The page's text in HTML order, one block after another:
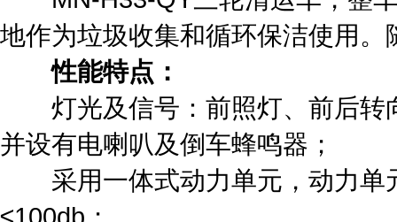
地作为垃圾收集和循环保洁使用。
性能特点：
灯光及信号：前照灯、前后转
并设有电喇叭及倒车蜂鸣器；
采用一体式动力单元，动力单